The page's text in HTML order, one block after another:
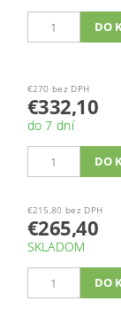
€270 bez DPH
€332,10
do 7 dní
€215,80 bez DPH
€265,40
SKLADOM